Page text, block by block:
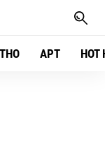
АРТ HOT